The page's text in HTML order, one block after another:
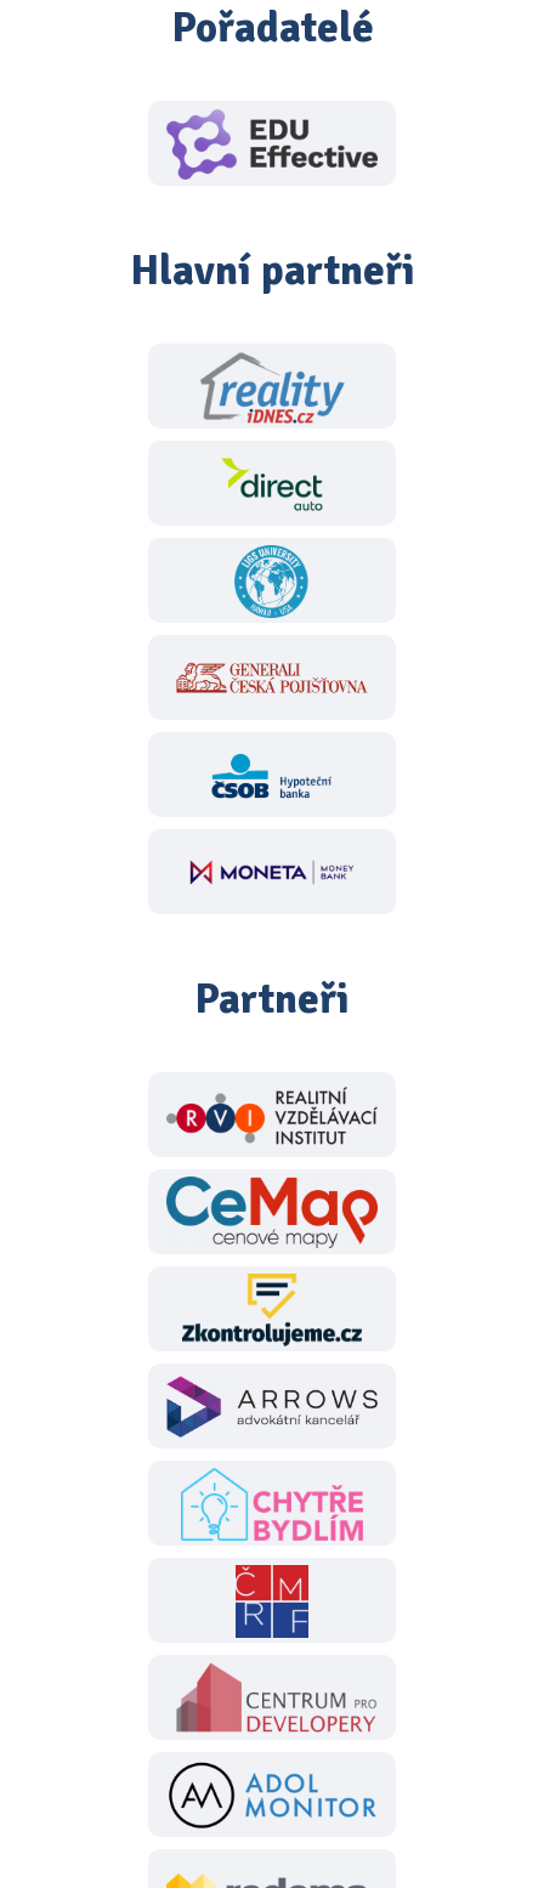
Pořadatelé
Hlavní partneři
Partneři